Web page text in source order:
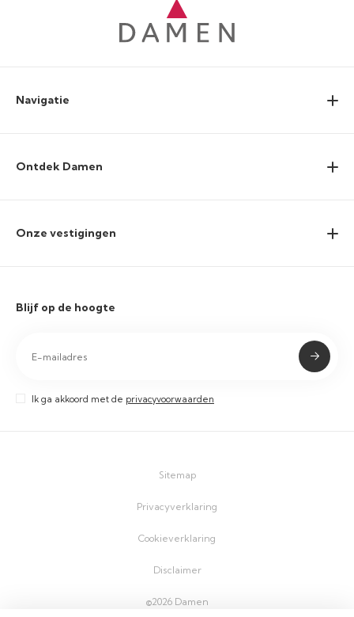
Navigatie
Ontdek Damen
Onze vestigingen
Blijf op de hoogte
Ik ga akkoord met de privacyvoorwaarden
©2026 Damen
Sitemap
Privacyverklaring
Cookieverklaring
Disclaimer